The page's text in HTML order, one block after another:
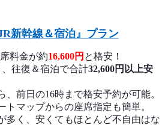
新幹線＆宿泊』プラン
料金が約16,600円 と格安！
往復＆宿泊で合計32,600円以上安
、前日の16時まで格安予約が可能。
トマップからの座席指定も簡単。
多く、安くてもほとんど不自由はな